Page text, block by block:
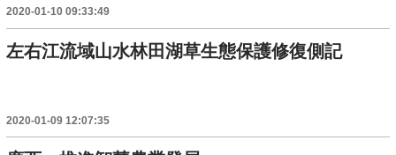
2020-01-10 09:33:49
左右江流域山水林田湖草生態保護修復側記
2020-01-09 12:07:35